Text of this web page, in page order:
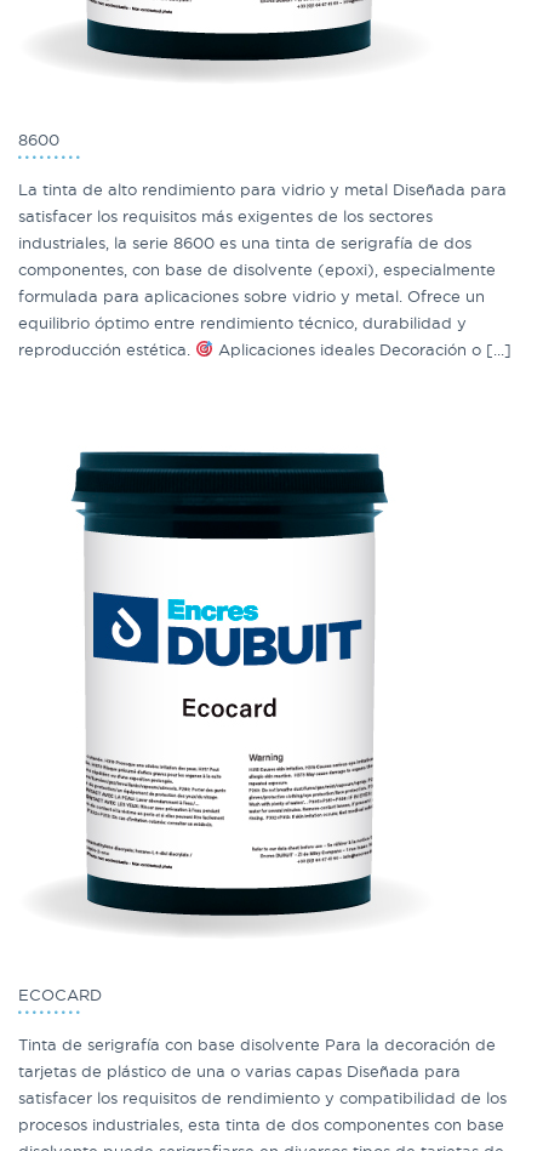
8600
La tinta de alto rendimiento para vidrio y metal Diseñada para
satisfacer los requisitos más exigentes de los sectores
industriales, la serie 8600 es una tinta de serigrafía de dos
componentes, con base de disolvente (epoxi), especialmente
formulada para aplicaciones sobre vidrio y metal. Ofrece un
equilibrio óptimo entre rendimiento técnico, durabilidad y
reproducción estética.
Aplicaciones ideales Decoración o [...]
ECOCARD
Tinta de serigrafía con base disolvente Para la decoración de
tarjetas de plástico de una o varias capas Diseñada para
satisfacer los requisitos de rendimiento y compatibilidad de los
procesos industriales, esta tinta de dos componentes con base